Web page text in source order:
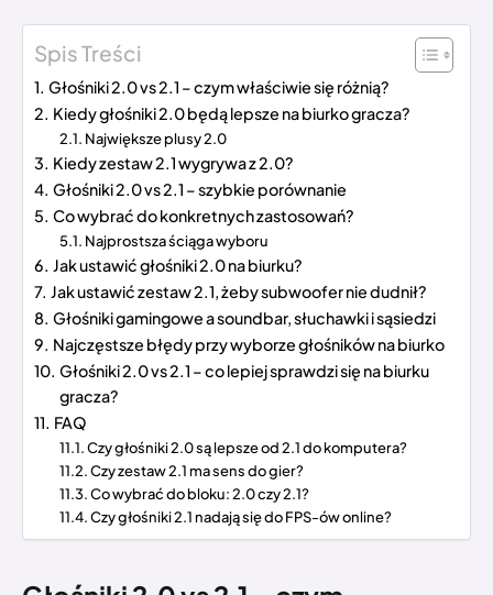
Spis Treści
Głośniki 2.0 vs 2.1 – czym właściwie się różnią?
Kiedy głośniki 2.0 będą lepsze na biurko gracza?
Największe plusy 2.0
Kiedy zestaw 2.1 wygrywa z 2.0?
Głośniki 2.0 vs 2.1 – szybkie porównanie
Co wybrać do konkretnych zastosowań?
Najprostsza ściąga wyboru
Jak ustawić głośniki 2.0 na biurku?
Jak ustawić zestaw 2.1, żeby subwoofer nie dudnił?
Głośniki gamingowe a soundbar, słuchawki i sąsiedzi
Najczęstsze błędy przy wyborze głośników na biurko
Głośniki 2.0 vs 2.1 – co lepiej sprawdzi się na biurku
gracza?
FAQ
Czy głośniki 2.0 są lepsze od 2.1 do komputera?
Czy zestaw 2.1 ma sens do gier?
Co wybrać do bloku: 2.0 czy 2.1?
Czy głośniki 2.1 nadają się do FPS-ów online?